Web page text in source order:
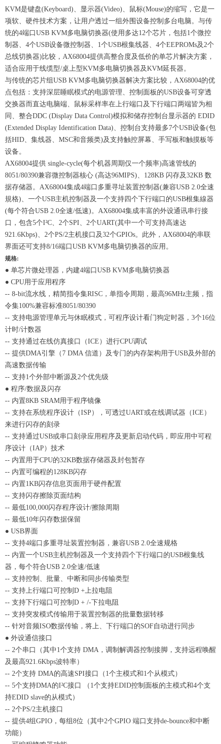
KVM是键盘(Keyboard)、显示器(Video)、鼠标(Mouse)的缩写，它是一
项软、硬件技术方案，让用户透过一组外围设备控制多台电脑。与传
统的4端口USB KVM多电脑切换器(使用多达12个芯片，包括1个微控
制器、4个USB设备微控制器、1个USB根集线器、4个EEPROMs及2个
总线切换器)比较，AX68004提供高整合度及低价的单芯片解决方案，
适合应用于线缆型/桌上型KVM多电脑切换器及KVM延長器。
与传统的芯片组USB KVM多电脑切换器解决方案比较，AX68004的优
点包括：支持深层睡眠模式的电源管理、控制面板的USB设备可穿透
交换器而直达电脑端、鼠标采样率在上行端口及下行端口两端皆为相
同、整合DDC (Display Data Control)模拟和储存控制台显示器的 EDID
(Extended Display Identification Data)、控制台支持最多7个USB设备(包
括HID、集线器、MSC和音频类)及支持触控屏幕、手写板和触摸板等
设备。
AX68004提供 single-cycle(每个机器周期仅一个频率)高速管线的
8051/80390兼容微控制器核心 (高达96MIPS)、128KB 闪存及32KB 数
据存储器。AX68004集成4端口多重寻址装置控制器(兼容USB 2.0全速
規格)、一个USB主机控制器及一个支持四个下行端口的USB根集線器
(每个符合USB 2.0全速/低速)。AX68004集成丰富的外设通讯串行接
口，包含5个I²C、2个SPI、2个UART(其中一个可支持高速达
921.6Kbps)、2个PS/2主机接口及32个GPIOs。此外，AX68004的串联
界面还可支持8/16端口USB KVM多电脑切换器的应用。
规格:
● 单芯片微处理器，内建4端口USB KVM多电脑切换器
● CPU用于应用程序
-- 8-bit流水线，精简指令集RISC，单指令周期，最高96MHz主频，指
令集100%兼容标准8051/80390
-- 支持电源管理单元与休眠模式，可程序设计看门狗定时器，3个16位
计时/计数器
-- 支持通过在线仿真接口（ICE）进行CPU调试
-- 提供DMA引擎（7 DMA 信道）及专门的内存架构用于USB及外部的
高速数据传输
-- 支持1个外部中断源及2个优先级
● 程序/数据及闪存
-- 内置8KB SRAM用于程序镜像
-- 支持在系统程序设计（ISP），可透过UART或在线调试器（ICE）
来进行闪存的刻录
-- 支持通过USB或串口刻录应用程序及更新启动代码，即应用中可程
序设计（IAP）技术
-- 内置用于CPU的32KB数据存储器及封包暂存
-- 内置可编程的128KB闪存
-- 内置1KB闪存信息页面用于硬件配置
-- 支持闪存擦除页面结构
-- 最低100,000闪存程序设计/擦除周期
-- 最低10年闪存数据保留
● USB界面
-- 支持4端口多重寻址装置控制器，兼容USB 2.0全速规格
-- 内置一个USB主机控制器及一个支持四个下行端口的USB根集线
器，每个符合USB 2.0全速/低速
-- 支持控制、批量、中断和同步传输类型
-- 支持上行端口可控制D +上拉电阻
-- 支持下行端口可控制D + /-下拉电阻
-- 支持突发模式传输用于装置控制器的批量数据转移
-- 针对音频ISO数据传输，将上、下行端口的SOF自动进行同步
● 外设通信接口
-- 2个串口（其中1个支持 DMA，调制解调器控制接脚，支持远程唤醒
及最高921.6Kbps波特率）
-- 2个支持 DMA的高速SPI接口（1个主模式和1个从模式）
-- 5个支持DMA的I²C接口 （1个支持EDID控制面板的主模式和4个支
持EDID slave的从模式）
-- 2个PS/2主机接口
-- 提供4组GPIO，每组8位（其中2个GPIO 端口支持de-bounce和中断
功能）